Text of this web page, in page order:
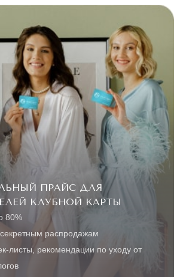
ПРАЙС ДЛЯ
КЛУБНОЙ КАРТЫ
80%
секретным распродажам
листы, рекомендации по уходу от